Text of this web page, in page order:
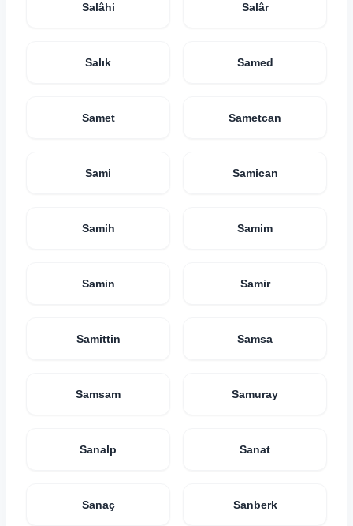
Salâhi Salâr
Salık Samed
Samet Sametcan
Sami Samican
Samih Samim
Samin Samir
Samittin Samsa
Samsam Samuray
Sanalp Sanat
Sanaç Sanberk